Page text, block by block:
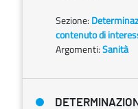
Sezione:
contenuto di
Argomenti:Sanità